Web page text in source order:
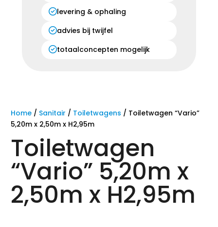
levering & ophaling
advies bij twijfel
totaalconcepten mogelijk
Home / Sanitair / Toiletwagens / Toiletwagen “Vario”
5,20m x 2,50m x H2,95m
Toiletwagen
“Vario” 5,20m x
2,50m x H2,95m